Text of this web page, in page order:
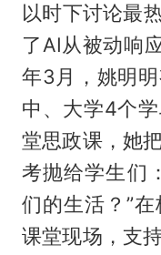
以时下讨论最
了AI从被动响
年3月，姚明
中、大学4个
堂思政课，她
考抛给学生们
们的生活？”
课堂现场，支